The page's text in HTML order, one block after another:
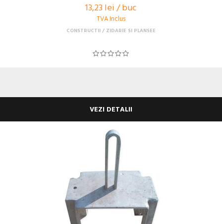
13,23 lei / buc
TVA Inclus
CONSTRUCTII ZIDARIE SI PLANSEE
VEZI DETALII